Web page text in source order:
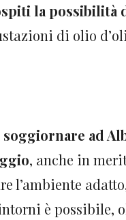
la possibilità
di olio
ad
, anche in
l’ambiente
è possibile,